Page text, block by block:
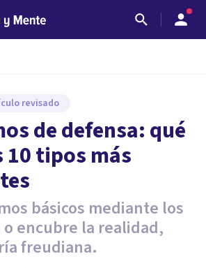
revisado
de defensa: qué
10 tipos más
básicos mediante los
encubre la realidad,
freudiana.